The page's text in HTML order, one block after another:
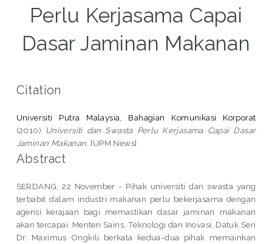
Perlu Kerjasama Capai
Dasar Jaminan Makanan
Citation
Universiti Putra Malaysia, Bahagian Komunikasi Korporat
(2010)
Universiti dan Swasta Perlu Kerjasama Capai Dasar
Jaminan Makanan. [UPM News]
Abstract
SERDANG, 22 November - Pihak universiti dan swasta yang
terbabit dalam industri makanan perlu bekerjasama dengan
agensi kerajaan bagi memastikan dasar jaminan makanan
akan tercapai. Menteri Sains, Teknologi dan Inovasi, Datuk Seri
Dr. Maximus Ongkili berkata kedua-dua pihak memainkan